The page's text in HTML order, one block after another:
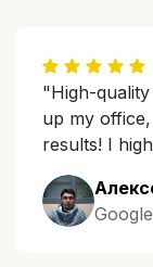
"High-
up my
results! I